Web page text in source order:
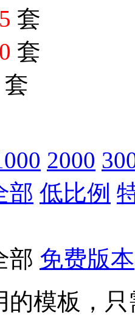
套
套
套
2000
部 低比例
部 免费版本
的模板，